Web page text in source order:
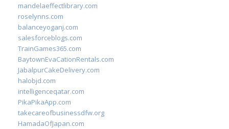
mandelaeffectlibrary.com
roselynns.com
balanceyoganj.com
salesforceblogs.com
TrainGames365.com
BaytownEvaCationRentals.com
JabalpurCakeDelivery.com
halobjd.com
intelligenceqatar.com
PikaPikaApp.com
takecareofbusinessdfw.org
HamadaOfJapan.com